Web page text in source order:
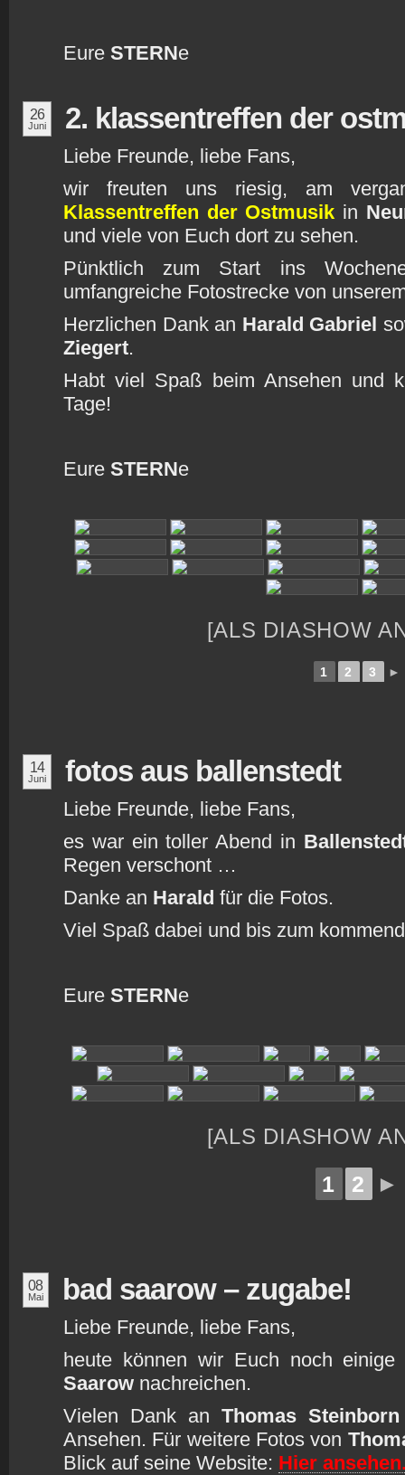
Eure STERNe
26
Juni 2. klassentreffen der
Liebe Freunde, liebe Fans,
wir freuten uns riesig, am
Klassentreffen der Ostmusik in
und viele von Euch dort zu sehen.
Pünktlich zum Start ins
umfangreiche Fotostrecke von
Herzlichen Dank an Harald Gabriel
Ziegert.
Habt viel Spaß beim Ansehen und
Tage!
Eure STERNe
[ALS DIASHOW
1 2 3 ►
14
Juni fotos aus ballenstedt
Liebe Freunde, liebe Fans,
es war ein toller Abend in
Regen verschont …
Danke an Harald für die Fotos.
Viel Spaß dabei und bis zum
Eure STERNe
[ALS DIASHOW
1 2 ►
08
Mai bad saarow – zugabe!
Liebe Freunde, liebe Fans,
heute können wir Euch noch
Saarow nachreichen.
Vielen Dank an Thomas Steinborn
Ansehen. Für weitere Fotos von
Blick auf seine Website: Hier